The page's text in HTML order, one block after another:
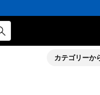
会員の
会員の
カテゴリーか